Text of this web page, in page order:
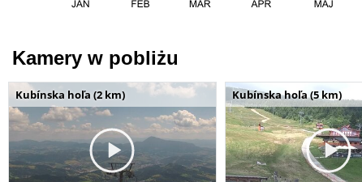
Kamery w pobliżu
Kubínska hoľa (2 km) Kubínska hoľa (5 km)